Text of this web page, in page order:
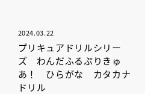
2024.03.22
プリキュアドリルシリー
ズ わんだふるぷりきゅ
あ！ ひらがな カタカナ
ドリル